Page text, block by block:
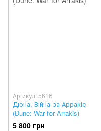
Артикул: 5616
Дюна. Війна за Арракіс
(Dune: War for Arrakis)
5 800 грн